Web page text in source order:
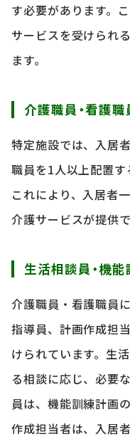
す必要があります。
サービスを受けられ
ます。
介護職員・看護
特定施設では、入居
職員を1人以上配置す
これにより、入居者
介護サービスが提供
生活相談員・機
介護職員・看護職員
指導員、計画作成担
けられています。生
る相談に応じ、必要
員は、機能訓練計画
作成担当者は、入居